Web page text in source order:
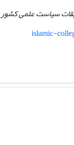
سیاست علمی کشور
islamic-